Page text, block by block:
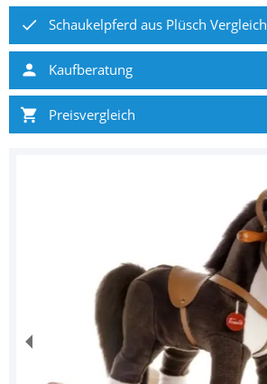
Schaukelpferd aus Plüsch Vergleich
Kaufberatung
Preisvergleich